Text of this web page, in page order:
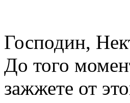
Господин,
До того
зажжете от